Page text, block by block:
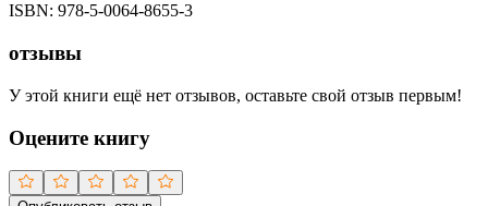
ISBN: 978-5-0064-8655-3
отзывы
У этой книги ещё нет отзывов, оставьте свой отзыв первым!
Оцените книгу